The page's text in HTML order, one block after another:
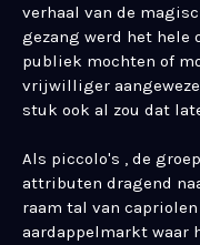
verhaal van de
gezang werd het hele
publiek mochten of
vrijwilliger
stuk ook al zou dat
Als piccolo's , de
attributen dragend
raam tal van
aardappelmarkt waar